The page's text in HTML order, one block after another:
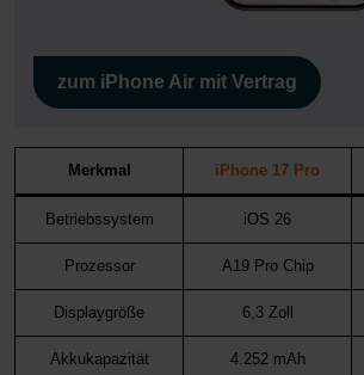
zum iPhone Air mit Vertrag
Merkmal iPhone 17 Pro
Betriebssystem iOS 26
Prozessor A19 Pro Chip
Displaygröße 6,3 Zoll
Akkukapazität 4.252 mAh